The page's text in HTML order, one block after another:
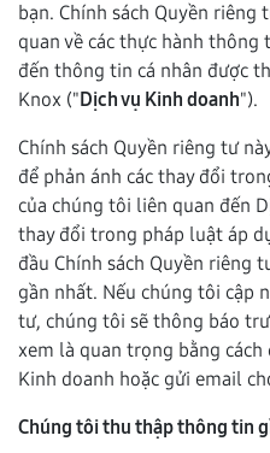
bạn. Chính sách Quyền riêng
quan về các thực hành
đến thông tin cá nhân được
Knox ("Dịch vụ Kinh doanh").
Chính sách Quyền riêng tư
để phản ánh các thay đổi
của chúng tôi liên quan đến
thay đổi trong pháp luật áp
đầu Chính sách Quyền riêng
gần nhất. Nếu chúng tôi cập
tư, chúng tôi sẽ thông báo
xem là quan trọng bằng
Kinh doanh hoặc gửi email
Chúng tôi thu thập thông tin